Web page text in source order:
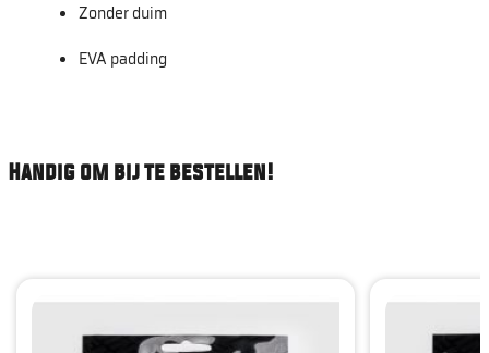
Zonder duim
EVA padding
Handig om bij te bestellen!